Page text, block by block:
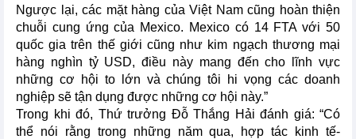
Ngược lại, các mặt hàng của Việt Nam cũng hoàn thiện
chuỗi cung ứng của Mexico. Mexico có 14 FTA với 50
quốc gia trên thế giới cũng như kim ngạch thương mại
hàng nghìn tỷ USD, điều này mang đến cho lĩnh vực
những cơ hội to lớn và chúng tôi hi vọng các doanh
nghiệp sẽ tận dụng được những cơ hội này.”
Trong khi đó, Thứ trưởng Đỗ Thắng Hải đánh giá: “Có
thể nói rằng trong những năm qua, hợp tác kinh tế-